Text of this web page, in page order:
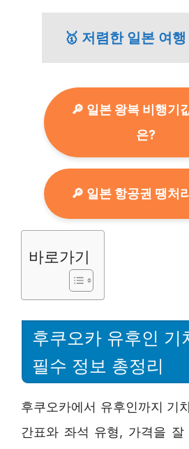
🥇 저렴한 일본 여
🔎 일본 왕복 비행기
은?
🔎 일본 항공권 땡처
바로가기
후쿠오카 유후인 기
필수 정보 총정리
후쿠오카에서 유후인까지 기
간표와 좌석 유형, 가격을 잘